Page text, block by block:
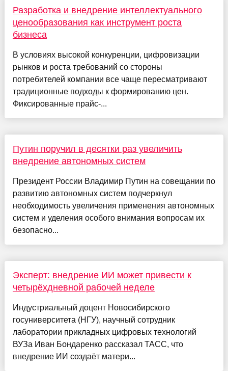
Разработка и внедрение интеллектуального
ценообразования как инструмент роста
бизнеса
В условиях высокой конкуренции, цифровизации
рынков и роста требований со стороны
потребителей компании все чаще пересматривают
традиционные подходы к формированию цен.
Фиксированные прайс-...
Путин поручил в десятки раз увеличить
внедрение автономных систем
Президент России Владимир Путин на совещании по
развитию автономных систем подчеркнул
необходимость увеличения применения автономных
систем и уделения особого внимания вопросам их
безопасно...
Эксперт: внедрение ИИ может привести к
четырёхдневной рабочей неделе
Индустриальный доцент Новосибирского
госуниверситета (НГУ), научный сотрудник
лаборатории прикладных цифровых технологий
ВУЗа Иван Бондаренко рассказал ТАСС, что
внедрение ИИ создаёт матери...